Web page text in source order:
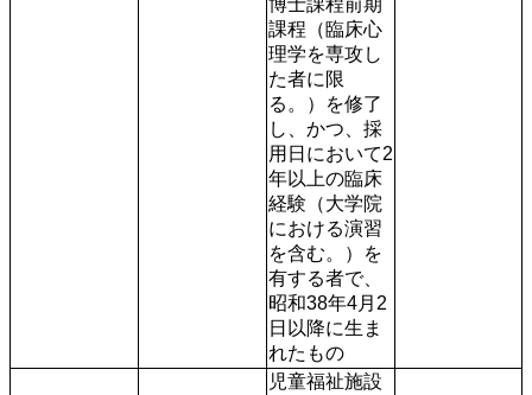
博士課程前期
課程（臨床心
理学を専攻し
た者に限
る。）を修了
し、かつ、採
用日において2
年以上の臨床
経験（大学院
における演習
を含む。）を
有する者で、
昭和38年4月2
日以降に生ま
児童福祉施設